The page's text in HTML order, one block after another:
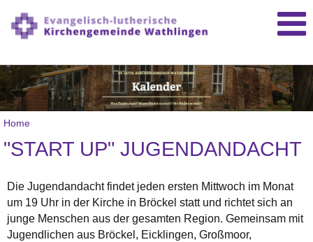
Home
"START UP" JUGENDANDACHT
Die Jugendandacht findet jeden ersten Mittwoch im Monat
um 19 Uhr in der Kirche in Bröckel statt und richtet sich an
junge Menschen aus der gesamten Region. Gemeinsam mit
Jugendlichen aus Bröckel, Eicklingen, Großmoor,